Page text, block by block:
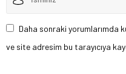
Daha sonraki yorumlarımda
ve site adresim bu tarayıcıya